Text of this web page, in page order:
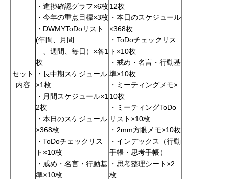
セット
内容
・進捗確認グラフ×6枚
・今年の重点目標×3枚
・DWMYToDoリスト
(年間、月間
、週間、毎日）×各1
枚
・長中期スケジュール
×1枚
・月間スケジュール×1
2枚
・本日のスケジュール
×368枚
・ToDoチェックリス
ト×10枚
・戒め・名言・行動基
準×10枚
12枚
・本日のスケジュール
×368枚
・ToDoチェックリス
ト×10枚
・戒め・名言・行動基
準×10枚
・ミーティングメモ×
10枚
・ミーティングToDo
リスト×10枚
・2mm方眼メモ×10枚
・イ ンデックス（行動
手帳・思考手帳）
・思考整理シート×2
枚